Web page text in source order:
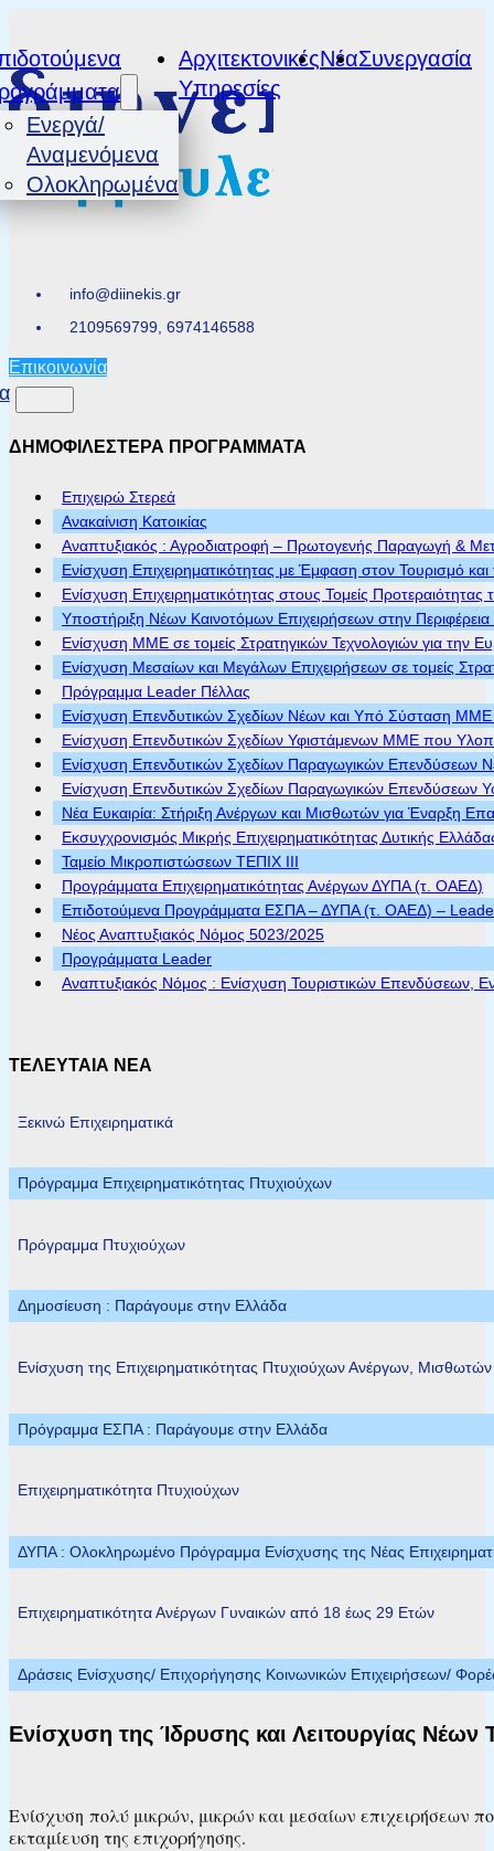
info@diinekis.gr
2109569799, 6974146588
Επικοινωνία
Ενεργά/
Αναμενόμενα
Ολοκληρωμένα
Αρχιτεκτονικές
Υπηρεσίες
ΝέαΣυνεργασία
ΔΗΜΟΦΙΛΕΣΤΕΡΑ ΠΡΟΓΡΑΜΜΑΤΑ
Επιχειρώ Στερεά
Ανακαίνιση Κατοικίας
Αναπτυξιακός : Αγροδιατροφή – Πρωτογενής Παραγωγή &
Ενίσχυση Επιχειρηματικότητας με Έμφαση στον Τουρισμό
Ενίσχυση Επιχειρηματικότητας στους Τομείς Προτεραιότητας
Υποστήριξη Νέων Καινοτόμων Επιχειρήσεων στην
Ενίσχυση ΜΜΕ σε τομείς Στρατηγικών Τεχνολογιών για την
Ενίσχυση Μεσαίων και Μεγάλων Επιχειρήσεων σε τομείς
Πρόγραμμα Leader Πέλλας
Ενίσχυση Επενδυτικών Σχεδίων Νέων και Υπό Σύσταση ΜΜΕ
Ενίσχυση Επενδυτικών Σχεδίων Υφιστάμενων ΜΜΕ που
Ενίσχυση Επενδυτικών Σχεδίων Παραγωγικών Επενδύσεων
Ενίσχυση Επενδυτικών Σχεδίων Παραγωγικών Επενδύσεων
Νέα Ευκαιρία: Στήριξη Ανέργων και Μισθωτών για Έναρξη
Εκσυγχρονισμός Μικρής Επιχειρηματικότητας Δυτικής
Ταμείο Μικροπιστώσεων ΤΕΠΙΧ ΙΙΙ
Προγράμματα Επιχειρηματικότητας Ανέργων ΔΥΠΑ (τ. ΟΑΕΔ)
Επιδοτούμενα Προγράμματα ΕΣΠΑ – ΔΥΠΑ (τ. ΟΑΕΔ) – Leader
Νέος Αναπτυξιακός Νόμος 5023/2025
Προγράμματα Leader
Αναπτυξιακός Νόμος : Ενίσχυση Τουριστικών Επενδύσεων,
ΤΕΛΕΥΤΑΙΑ ΝΕΑ
Ξεκινώ Επιχειρηματικά
Πρόγραμμα Επιχειρηματικότητας Πτυχιούχων
Πρόγραμμα Πτυχιούχων
Δημοσίευση : Παράγουμε στην Ελλάδα
Ενίσχυση της Επιχειρηματικότητας Πτυχιούχων Ανέργων,
Πρόγραμμα ΕΣΠΑ : Παράγουμε στην Ελλάδα
Επιχειρηματικότητα Πτυχιούχων
ΔΥΠΑ : Ολοκληρωμένο Πρόγραμμα Ενίσχυσης της Νέας
Επιχειρηματικότητα Ανέργων Γυναικών από 18 έως 29 Ετών
Δράσεις Ενίσχυσης/ Επιχορήγησης Κοινωνικών Επιχειρήσεων/
Ενίσχυση της Ίδρυσης και Λειτουργίας
Ενίσχυση πολύ μικρών, μικρών και μεσαίων επιχειρήσεων
εκταμίευση της επιχορήγησης.